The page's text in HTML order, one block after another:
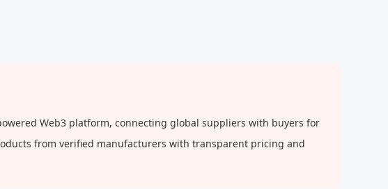
Web3 platform, connecting global suppliers with buyers for
from verified manufacturers with transparent pricing and